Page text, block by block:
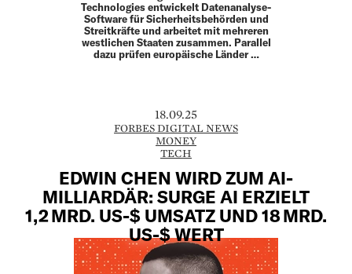
Technologies entwickelt Datenanalyse-
Software für Sicherheitsbehörden und
Streitkräfte und arbeitet mit mehreren
westlichen Staaten zusammen. Parallel
dazu prüfen europäische Länder …
18.09.25
FORBES DIGITAL NEWS
MONEY
TECH
EDWIN CHEN WIRD ZUM AI-
MILLIARDÄR: SURGE AI ERZIELT
1,2 MRD. US-$ UMSATZ UND 18 MRD.
US-$ WERT